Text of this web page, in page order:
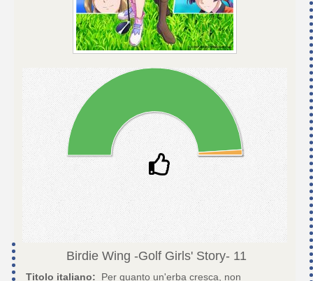
Birdie Wing -Golf Girls' Story- 11
Titolo italiano:
Per quanto un'erba cresca, non